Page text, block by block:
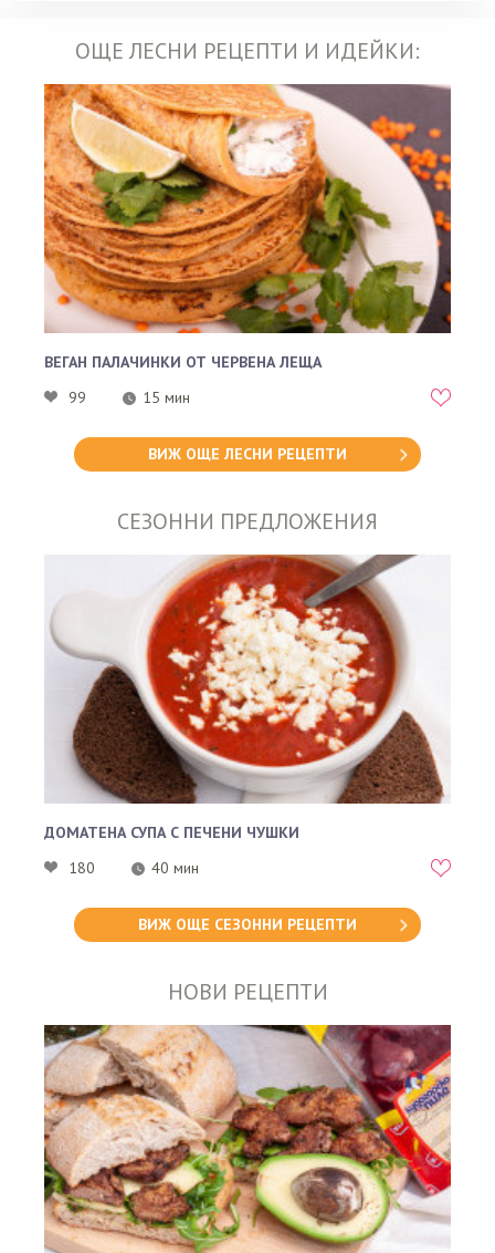
ОЩЕ ЛЕСНИ РЕЦЕПТИ И ИДЕЙКИ:
ВЕГАН ПАЛАЧИНКИ ОТ ЧЕРВЕНА ЛЕЩА
99
15 мин
ВИЖ ОЩЕ ЛЕСНИ РЕЦЕПТИ
СЕЗОННИ ПРЕДЛОЖЕНИЯ
ДОМАТЕНА СУПА С ПЕЧЕНИ ЧУШКИ
180
40 мин
ВИЖ ОЩЕ СЕЗОННИ РЕЦЕПТИ
НОВИ РЕЦЕПТИ